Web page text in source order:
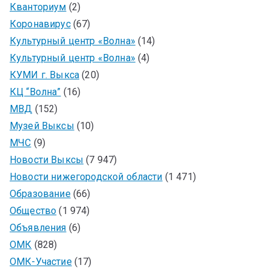
Кванториум (2)
Коронавирус(67)
Культурный центр «Волна» (14)
Культурный центр «Волна» (4)
КУМИ г. Выкса (20)
КЦ “Волна” (16)
МВД (152)
Музей Выксы (10)
МЧС (9)
Новости Выксы (7 947)
Новости нижегородской области (1 471)
Образование(66)
Общество (1 974)
Объявления (6)
ОМК (828)
ОМК-Участие(17)